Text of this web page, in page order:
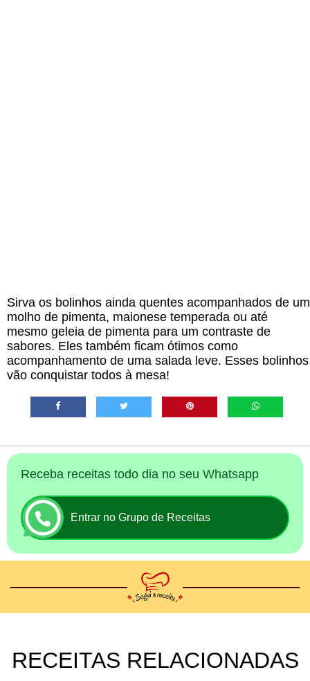
Sirva os bolinhos ainda quentes acompanhados de um
molho de pimenta, maionese temperada ou até
mesmo geleia de pimenta para um contraste de
sabores. Eles também ficam ótimos como
acompanhamento de uma salada leve. Esses bolinhos
vão conquistar todos à mesa!
Receba receitas todo dia no seu Whatsapp
Entrar no Grupo de Receitas
RECEITAS RELACIONADAS